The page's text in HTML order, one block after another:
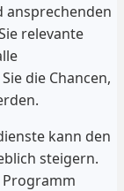
ansprechenden
relevante
die Chancen,
kann den
steigern.